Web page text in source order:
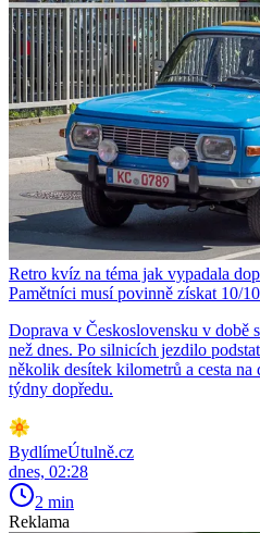
Retro kvíz na téma jak vypadala
Pamětníci musí povinně získat 10/
Doprava v Československu v době
než dnes. Po silnicích jezdilo
několik desítek kilometrů a cesta na
týdny dopředu.
BydlímeÚtulně.cz
dnes, 02:28
2 min
Reklama